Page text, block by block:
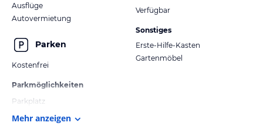
Ausflüge
Autovermietung
Parken
Kostenfrei
Parkmöglichkeiten
Parkplatz
Verfügbar
Sonstiges
Erste-Hilfe-Kasten
Gartenmöbel
Mehr anzeigen